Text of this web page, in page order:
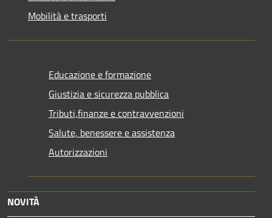
Mobilità e trasporti
Educazione e formazione
Giustizia e sicurezza pubblica
Tributi,finanze e contravvenzioni
Salute, benessere e assistenza
Autorizzazioni
NOVITÀ